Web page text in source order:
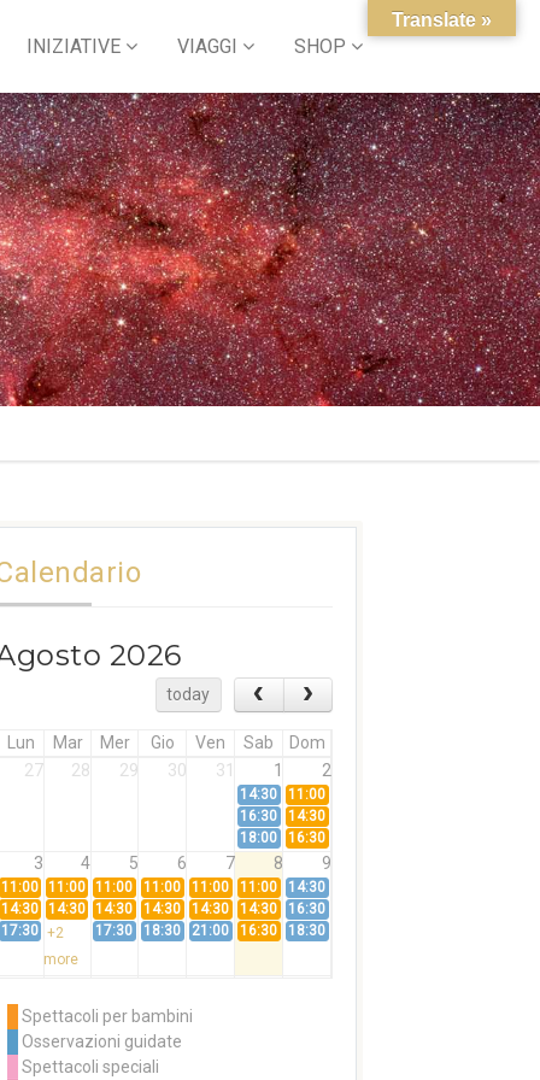
INIZIATIVE VIAGGI SHOP
2026
today
Lun Mar Mer Gio Ven Sab
Dom
27
28 29 30 31 1 2
14:30
11:00
16:30
14:30
18:00
16:30
3 4 5 6 7 8 9
11:00 11:00 11:00 11:00 11:00 11:00
14:30
14:30 14:30 14:30 14:30 14:30 14:30
16:30
17:30 +2
more
17:30 18:30 21:00 16:30 18:30
11:00
14:30
+3
Spettacoli per bambini
Osservazioni guidate
Spettacoli speciali
Translate »